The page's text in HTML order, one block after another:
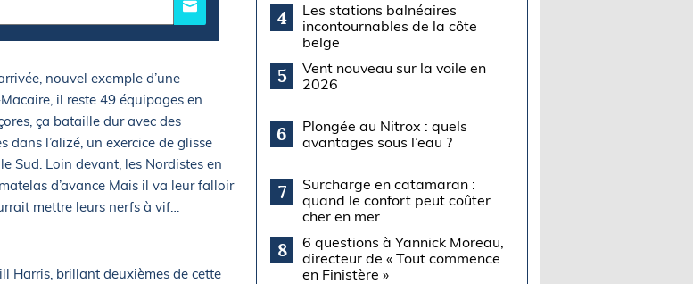
nouvel exemple d’une
il reste 49 équipages en
ça bataille dur avec des
l’alizé, un exercice de glisse
Sud. Loin devant, les Nordistes en
d’avance Mais il va leur falloir
mettre leurs nerfs à vif…
Harris, brillant deuxièmes de cette
4
Les stations balnéaires
incontournables de la côte
belge
5
Vent nouveau sur la voile en
2026
6
Plongée au Nitrox : quels
avantages sous l’eau ?
7
Surcharge en catamaran :
quand le confort peut coûter
cher en mer
8
6 questions à Yannick Moreau,
directeur de « Tout commence
en Finistère »